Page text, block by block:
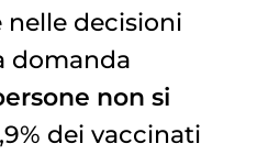
nelle decisioni
domanda
non si
dei vaccinati